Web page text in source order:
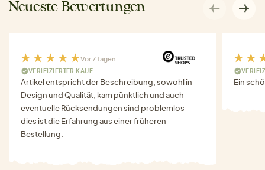
Neueste Bewertungen
Vor 7 Tagen
VERIFIZIERTER KAUF
Artikel entspricht der Beschreibung, sowohl in
Design und Qualität, kam pünktlich und auch
eventuelle Rücksendungen sind problemlos-
dies ist die Erfahrung aus einer früheren
Bestellung.
Ein